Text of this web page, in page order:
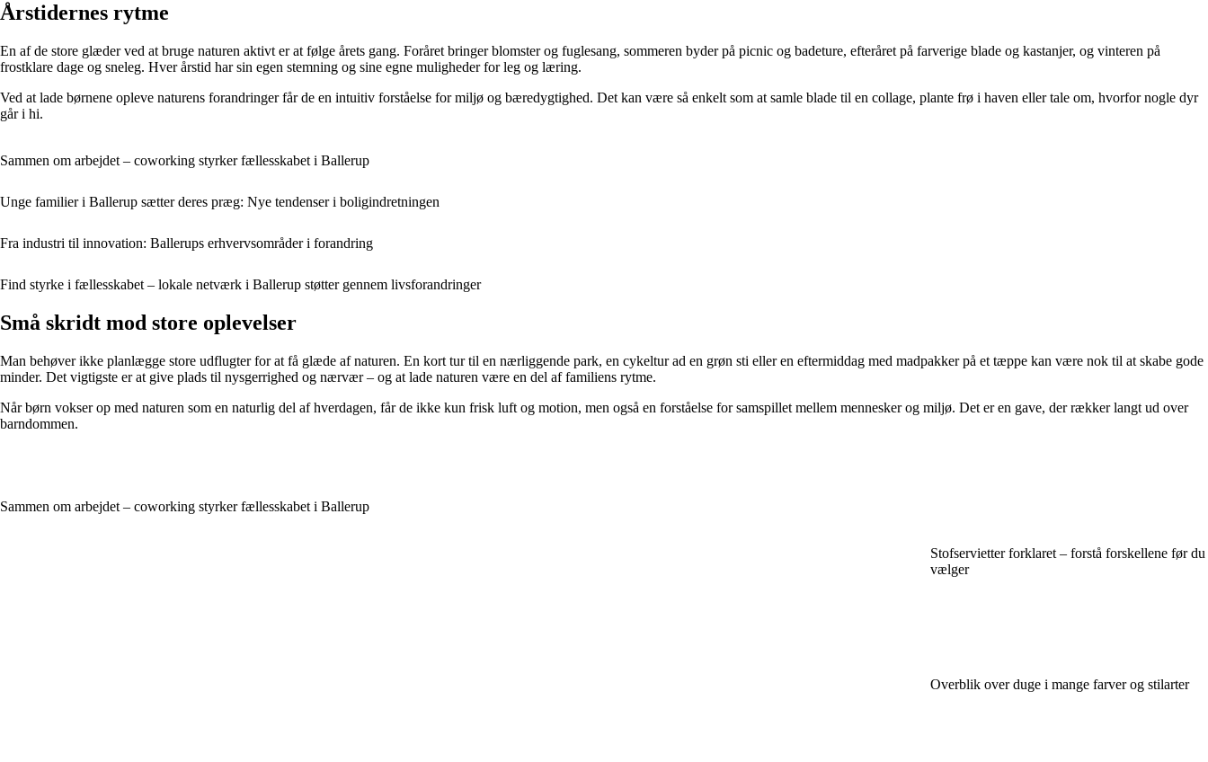
Årstidernes rytme
En af de store glæder ved at bruge naturen aktivt er at følge årets gang. Foråret bringer blomster og fuglesang, sommeren byder på picnic og badeture, efteråret på farverige blade og kastanjer, og vinteren på
frostklare dage og sneleg. Hver årstid har sin egen stemning og sine egne muligheder for leg og læring.
Ved at lade børnene opleve naturens forandringer får de en intuitiv forståelse for miljø og bæredygtighed. Det kan være så enkelt som at samle blade til en collage, plante frø i haven eller tale om, hvorfor nogle dyr
går i hi.
Sammen om arbejdet – coworking styrker fællesskabet i Ballerup
Unge familier i Ballerup sætter deres præg: Nye tendenser i boligindretningen
Fra industri til innovation: Ballerups erhvervsområder i forandring
Find styrke i fællesskabet – lokale netværk i Ballerup støtter gennem livsforandringer
Små skridt mod store oplevelser
Man behøver ikke planlægge store udflugter for at få glæde af naturen. En kort tur til en nærliggende park, en cykeltur ad en grøn sti eller en eftermiddag med madpakker på et tæppe kan være nok til at skabe gode
minder. Det vigtigste er at give plads til nysgerrighed og nærvær – og at lade naturen være en del af familiens rytme.
Når børn vokser op med naturen som en naturlig del af hverdagen, får de ikke kun frisk luft og motion, men også en forståelse for samspillet mellem mennesker og miljø. Det er en gave, der rækker langt ud over
barndommen.
Sammen om arbejdet – coworking styrker fællesskabet i Ballerup
Stofservietter forklaret – forstå forskellene før du
vælger
Overblik over duge i mange farver og stilarter